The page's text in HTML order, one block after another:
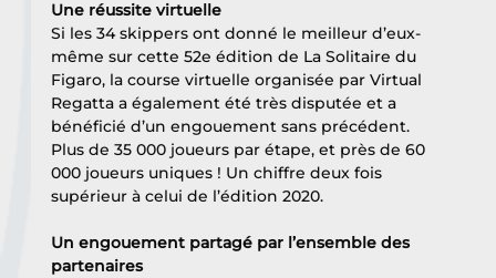
Une réussite virtuelle
Si les 34 skippers ont donné le meilleur d’eux-
même sur cette 52e édition de La Solitaire du
Figaro, la course virtuelle organisée par Virtual
Regatta a également été très disputée et a
bénéficié d’un engouement sans précédent.
Plus de 35 000 joueurs par étape, et près de 60
000 joueurs uniques ! Un chiffre deux fois
supérieur à celui de l’édition 2020.
Un engouement partagé par l’ensemble des
partenaires